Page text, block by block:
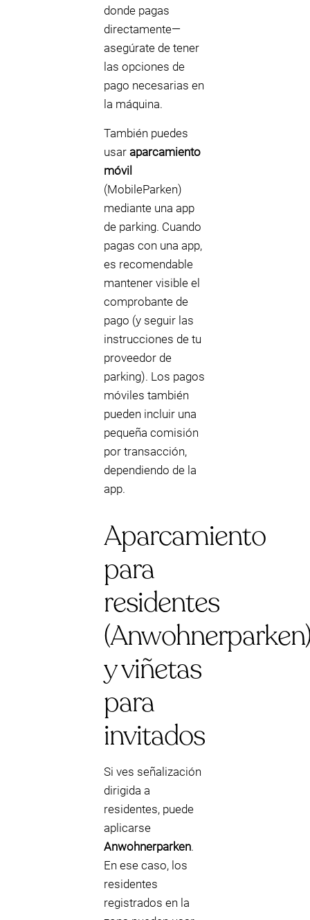
donde pagas
directamente—
asegúrate de tener
las opciones de
pago necesarias en
la máquina.
También puedes
usar aparcamiento
móvil
(MobileParken)
mediante una app
de parking. Cuando
pagas con una app,
es recomendable
mantener visible el
comprobante de
pago (y seguir las
instrucciones de tu
proveedor de
parking). Los pagos
móviles también
pueden incluir una
pequeña comisión
por transacción,
dependiendo de la
app.
Aparcamiento
para
residentes
y viñetas
para
invitados
Si ves señalización
dirigida a
residentes, puede
aplicarse
Anwohnerparken.
En ese caso, los
residentes
registrados en la